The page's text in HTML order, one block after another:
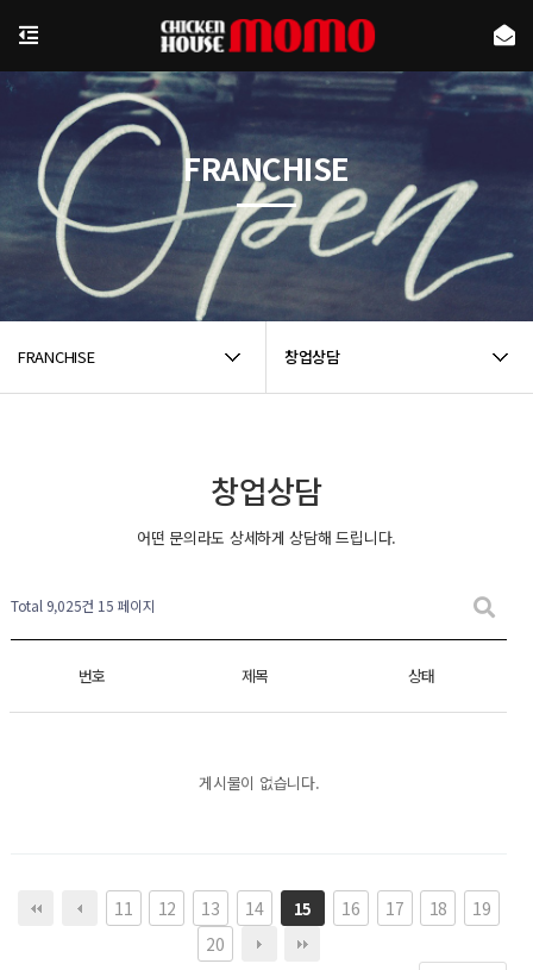
FRANCHISE 창업상담
FRANCHISE
창업상담
어떤 문의라도 상세하게 상담해 드립니다.
Total 9,025건 15 페이지
번호 제목 상태
게시물이 없습니다.
11 12 13 14 15 16 17 18
19
20